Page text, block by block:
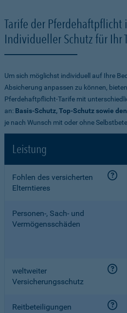
Tarife der Pferdehaftpflicht
Individueller Schutz für Ihr
Um sich möglichst individuell auf Ihre
Absicherung anpassen zu können,
Pferdehaftpflicht-Tarife mit
an: Basis-Schutz, Top-Schutz sowie
je nach Wunsch mit oder ohne
Leistung
Fohlen des versicherten
Elterntieres
Personen-, Sach- und
Vermögensschäden
weltweiter
Versicherungsschutz
Reitbeteiligungen